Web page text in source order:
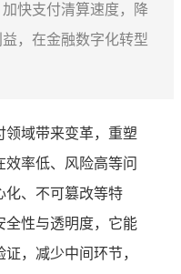
快支付清算速度，降
，在金融数字化转型
领域带来变革，重塑
效率低、风险高等问
化、不可篡改等特
全性与透明度，它能
，减少中间环节，